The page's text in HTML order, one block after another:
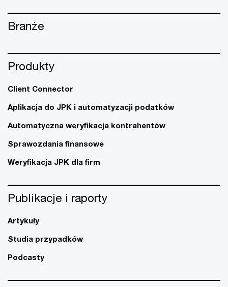
Branże
Produkty
Client Connector
Aplikacja do JPK i automatyzacji podatków
Automatyczna weryfikacja kontrahentów
Sprawozdania finansowe
Weryfikacja JPK dla firm
Publikacje i raporty
Artykuły
Studia przypadków
Podcasty